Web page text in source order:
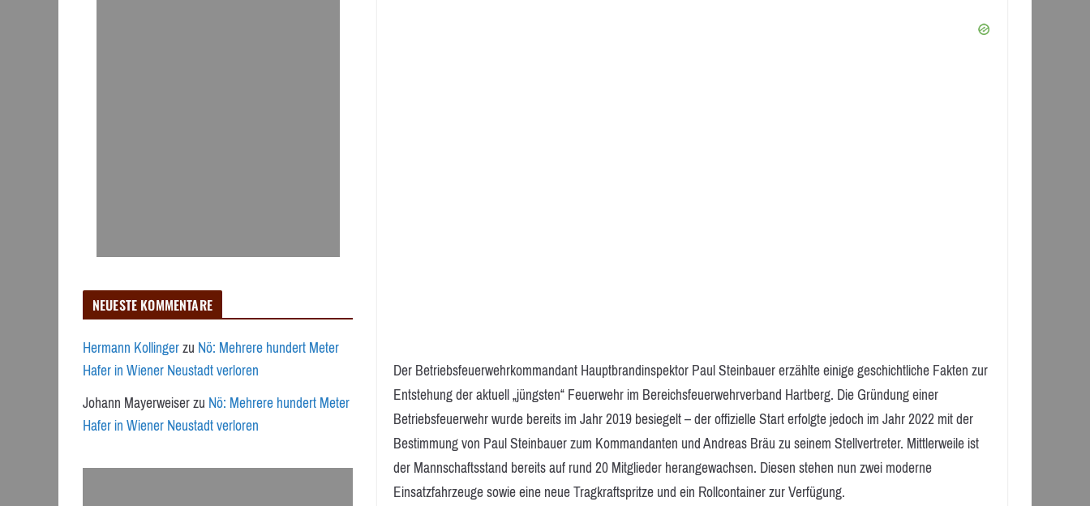
Der Betriebsfeuerwehrkommandant Hauptbrandinspektor Paul Steinbauer erzählte einige geschichtliche Fakten zur
Entstehung der aktuell „jüngsten“ Feuerwehr im Bereichsfeuerwehrverband Hartberg. Die Gründung einer
Betriebsfeuerwehr wurde bereits im Jahr 2019 besiegelt – der offizielle Start erfolgte jedoch im Jahr 2022 mit der
Bestimmung von Paul Steinbauer zum Kommandanten und Andreas Bräu zu seinem Stellvertreter. Mittlerweile ist
der Mannschaftsstand bereits auf rund 20 Mitglieder herangewachsen. Diesen stehen nun zwei moderne
Einsatzfahrzeuge sowie eine neue Tragkraftspritze und ein Rollcontainer zur Verfügung.
NEUESTE KOMMENTARE
Hermann KollingerzuNö: Mehrere hundert Meter
Hafer in Wiener Neustadt verloren
Johann MayerweiserzuNö: Mehrere hundert Meter
Hafer in Wiener Neustadt verloren